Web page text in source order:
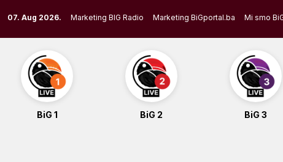
to
content
07. Aug 2026. Marketing BIG Radio Marketing BiGportal.ba Mi smo
BiG 1 BiG 2 BiG 3